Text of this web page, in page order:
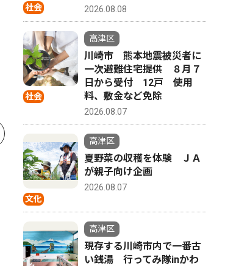
社会 2026.08.08
社会
高津区
川崎市 熊本地震被災者に
一次避難住宅提供 ８月７
日から受付 12戸 使用
料、敷金など免除
2026.08.07
文化
高津区
夏野菜の収穫を体験 ＪＡ
が親子向け企画
2026.08.07
高津区
現存する川崎市内で一番古
い銭湯 行ってみ隊inかわ